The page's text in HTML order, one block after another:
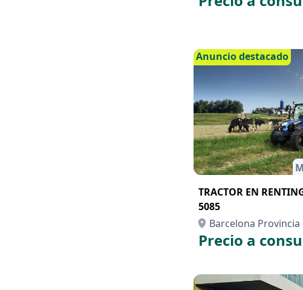
Anuncio destacado
TRACTOR EN
5085
Barcelona Provincia
Precio a